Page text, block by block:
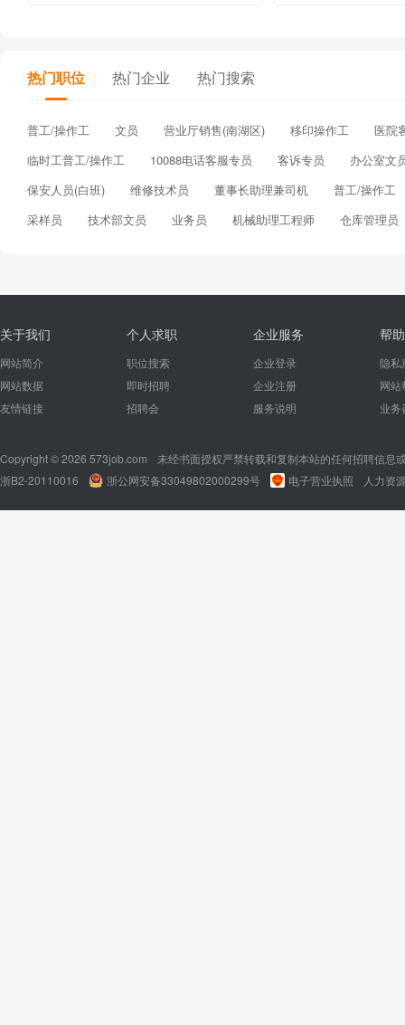
热门职位 热门企业 热门搜索
普工/操作工 文员 营业厅销售(南湖区) 移印操作工
医院
临时工普工/操作工
10088电话客服专员 客诉专员
办公室文
保安人员(白班)
维修技术员 董事长助理兼司机
普工/操作工
采样员
技术部文员 业务员 机械助理工程师 仓库管理员
关于我们
网站简介
网站数据
友情链接
个人求职
职位搜索
即时招聘
招聘会
企业服务
企业登录
企业注册
服务说明
帮
隐私
网站
业务
Copyright © 2026 573job.com
未经书面授权严禁转载和复制本站的任何招聘信息
浙B2-20110016
浙公网安备33049802000299号 电子营业执照 人力资